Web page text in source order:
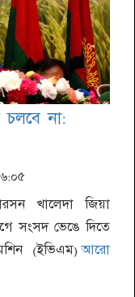
না:
খালেদা জিয়া
সংসদ ভেঙে দিতে
(ইভিএম) আরো